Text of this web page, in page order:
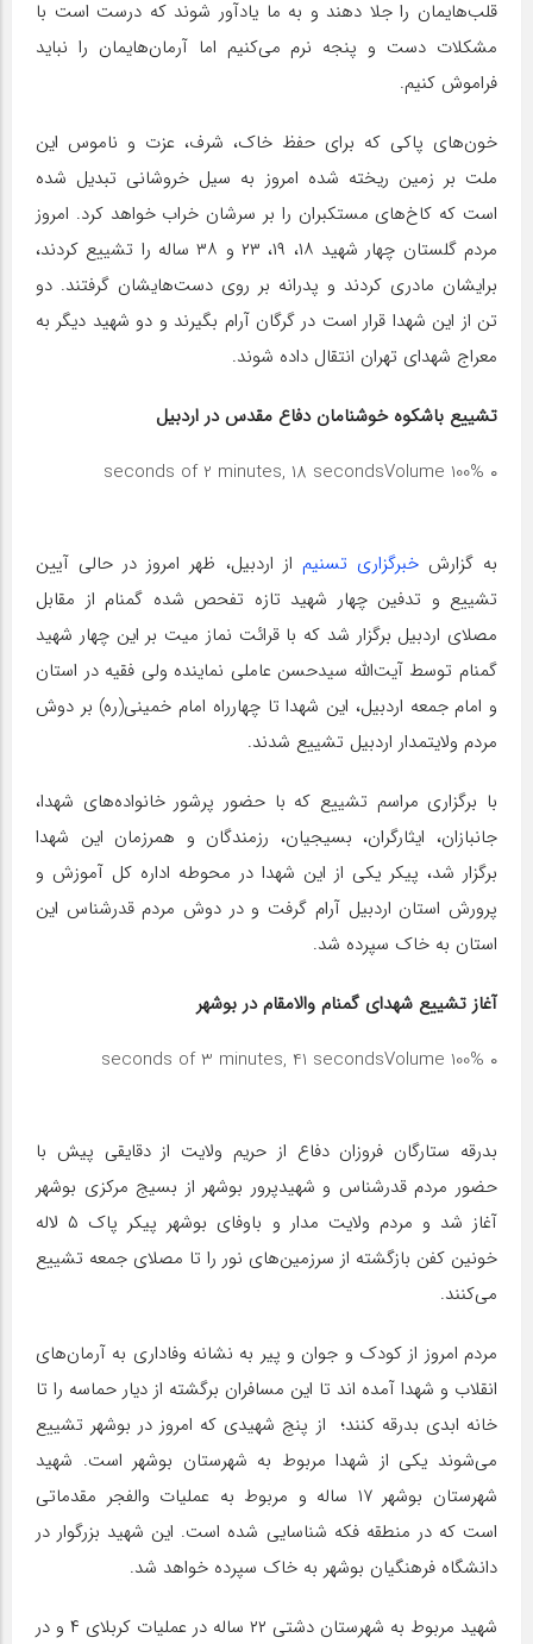
قلب‌هایمان را جلا دهند و به ما یادآور شوند که درست است با
مشکلات دست و پنجه نرم می‌کنیم اما آرمان‌هایمان را نباید
فراموش کنیم.
خون‌های پاکی که برای حفظ خاک، شرف، عزت و ناموس این
ملت بر زمین ریخته شده امروز به سیل خروشانی تبدیل شده
است که کاخ‌های مستکبران را بر سرشان خراب خواهد کرد. امروز
مردم گلستان چهار شهید ۱۸، ۱۹، ۲۳ و ۳۸ ساله را تشییع کردند،
برایشان مادری کردند و پدرانه بر روی دست‌هایشان گرفتند. دو
تن از این شهدا قرار است در گرگان آرام بگیرند و دو شهید دیگر به
معراج شهدای تهران انتقال داده شوند.
تشییع باشکوه خوشنامان دفاع مقدس ‌در اردبیل
۰ seconds of 2 minutes, 18 seconds Volume 100%
به گزارشخبرگزاری تسنیم از اردبیل، ظهر امروز در حالی آیین
تشییع و تدفین چهار شهید تازه تفحص شده گمنام از مقابل
مصلای اردبیل برگزار شد که با قرائت نماز میت بر این چهار شهید
گمنام توسط آیت‌الله سیدحسن عاملی نماینده ولی فقیه در استان
و امام جمعه اردبیل، این شهدا تا چهارراه امام خمینی(ره) بر دوش
مردم ولایتمدار اردبیل تشییع شدند.
با برگزاری مراسم تشییع که با حضور پرشور خانواده‌های شهدا،
جانبازان، ایثارگران، بسیجیان، رزمندگان و همرزمان این شهدا
برگزار شد، پیکر یکی از این شهدا در محوطه اداره کل آموزش و
پرورش استان اردبیل آرام گرفت و در دوش مردم قدرشناس این
استان به خاک سپرده شد.
آغاز تشییع شهدای گمنام والامقام در بوشهر
۰ seconds of 3 minutes, 41 seconds Volume 100%
بدرقه ستارگان فروزان دفاع از حریم ولایت از دقایقی پیش با
حضور مردم قدرشناس و شهیدپرور بوشهر از بسیج مرکزی بوشهر
آغاز شد و مردم ولایت مدار و باوفای بوشهر پیکر پاک ۵ لاله
خونین کفن بازگشته از سرزمین‌های نور را تا مصلای جمعه تشییع
می‌کنند.
مردم امروز از کودک و جوان و پیر به نشانه وفاداری به آرمان‌های
انقلاب و شهدا آمده اند تا این مسافران برگشته از دیار حماسه را تا
خانه ابدی بدرقه کنند؛ از پنج شهیدی که امروز در بوشهر تشییع
می‌شوند یکی از شهدا مربوط به شهرستان بوشهر است. شهید
شهرستان بوشهر ۱۷ ساله و مربوط به عملیات والفجر مقدماتی
است که در منطقه فکه شناسایی شده است. این شهید بزرگوار در
دانشگاه فرهنگیان بوشهر به خاک سپرده خواهد شد.
شهید مربوط به شهرستان دشتی ۲۲ ساله در عملیات کربلای ۴ و در